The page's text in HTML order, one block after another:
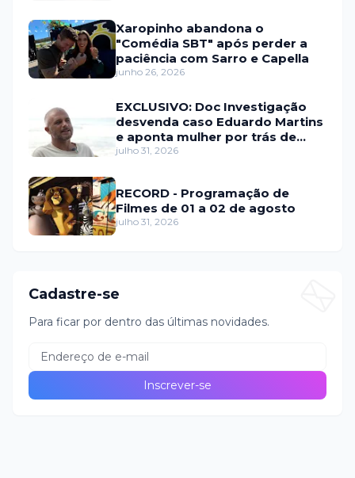
Xaropinho abandona o
"Comédia SBT" após perder a
paciência com Sarro e Capella
junho 26, 2026
EXCLUSIVO: Doc Investigação
desvenda caso Eduardo Martins
e aponta mulher por trás de
fraude internacional
julho 31, 2026
RECORD - Programação de
Filmes de 01 a 02 de agosto
julho 31, 2026
Cadastre-se
Para ficar por dentro das últimas novidades.